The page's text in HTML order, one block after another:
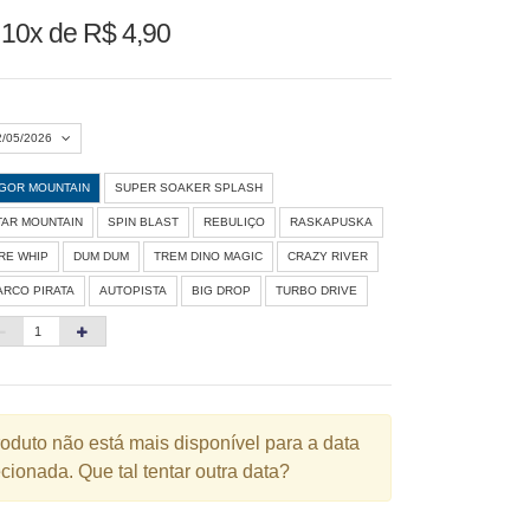
10x de R$ 4,90
05/2026
Agosto 2026 »
S Q Q S S
1
24 25
31
MOUNTAIN SUPER SOAKER SPLASH
MOUNTAIN SPIN BLAST REBULIÇO RASKAPUSKA
WHIP DUM DUM TREM DINO MAGIC CRAZY RIVER
PIRATA AUTOPISTA BIG DROP TURBO DRIVE
não está mais disponível para a data
Que tal tentar outra data?